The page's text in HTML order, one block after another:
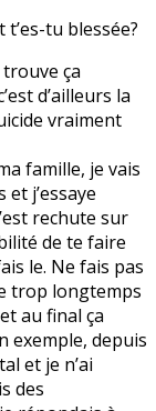
tu blessée?
ça
d’ailleurs la
vraiment
famille, je vais
j’essaye
rechute sur
de te faire
le. Ne fais pas
trop longtemps
au final ça
exemple, depuis
et je n’ai
des